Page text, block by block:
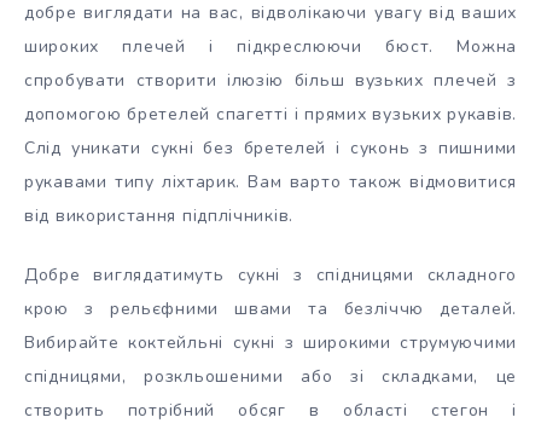
добре виглядати на вас, відволікаючи увагу від ваших
широких плечей і підкреслюючи бюст. Можна
спробувати створити ілюзію більш вузьких плечей з
допомогою бретелей спагетті і прямих вузьких рукавів.
Слід уникати сукні без бретелей і суконь з пишними
рукавами типу ліхтарик. Вам варто також відмовитися
від використання підплічників.
Добре виглядатимуть сукні з спідницями складного
крою з рельєфними швами та безліччю деталей.
Вибирайте коктейльні сукні з широкими струмуючими
спідницями, розкльошеними або зі складками, це
створить потрібний обсяг в області стегон і